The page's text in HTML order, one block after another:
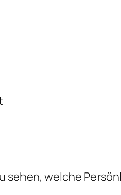
sehen, welche